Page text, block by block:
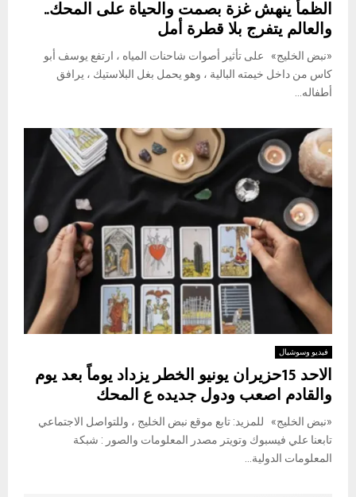
الظمأ ينهش غزة بصمت والحياة على المحك..
والعالم يتفرج بلا قطرة أمل
«نبض الخليج» على تأثير أصوات شاحنات المياه ، ارتفع يوسف أبو
كاس من داخل خيمته البالية ، وهو يحمل بغل البلاستيك ، يرافق
أطفاله...
فيديو وسوشيال
الاحد 15حزيران يونيو الخطر يزداد يوماً بعد يوم
والقادم اصعب ودول جديده ع المحك
«نبض الخليج» للمزيد: تابع موقع نبض الخليج ، وللتواصل الاجتماعي
تابعنا علي فيسبوك وتويتر مصدر المعلومات والصور : شبكة
المعلومات الدولية...